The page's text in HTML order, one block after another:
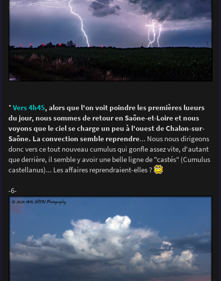
*Vers 4h45, alors que l'on voit poindre les premières lueurs
du jour, nous sommes de retour en Saône-et-Loire et nous
voyons que le ciel se charge un peu à l'ouest de Chalon-sur-
Saône. La convection semble reprendre... Nous nous dirigeons
donc vers ce tout nouveau cumulus qui gonfle assez vite, d'autant
que derrière, il semble y avoir une belle ligne de "castés" (Cumulus
castellanus)... Les affaires reprendraient-elles ?
-6-